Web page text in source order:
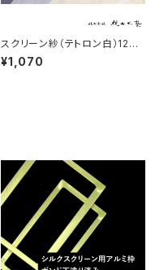
スクリーン紗（テトロン白）120メ
ッシュ こねこ便
¥1,070